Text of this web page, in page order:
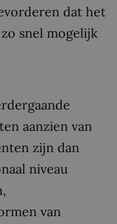
dat het
snel mogelijk
aanzien van
zijn dan
niveau
van